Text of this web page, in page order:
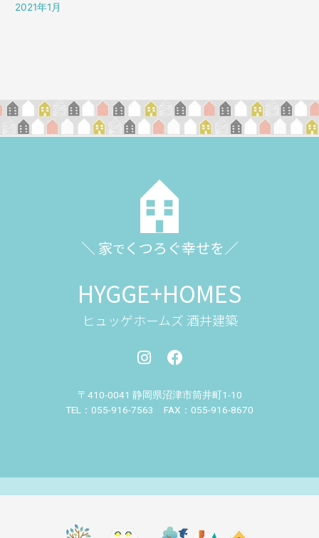
2021年1月
＼ 家で くつろぐ幸せを／
HYGGE+HOMES
ヒュッゲホームズ 酒井建築
〒410-0041 静岡県沼津市筒井町1-10
TEL：055-916-7563 FAX：055-916-8670